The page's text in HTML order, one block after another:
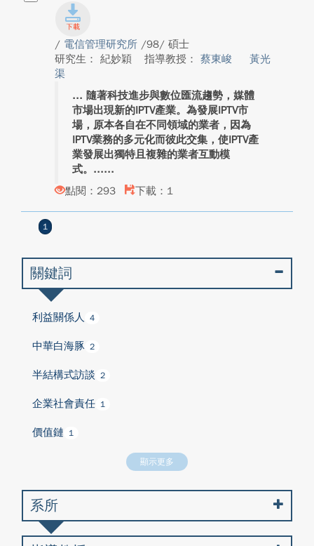
/ 電信管理研究所 /98/ 碩士
研究生： 紀妙穎
指導教授： 蔡東峻
黃光
渠
隨著科技進步與數位匯流趨勢，媒體
市場出現新的IPTV產業。為發展IPTV市
場，原本各自在不同領域的業者，因為
IPTV業務的多元化而彼此交集，使IPTV產
業發展出獨特且複雜的業者互動模
式。...
點閱：293
下載：1
1
關鍵詞
利益關係人 4
中華白海豚 2
半結構式訪談 2
企業社會責任 1
價值鏈 1
顯示更多
系所